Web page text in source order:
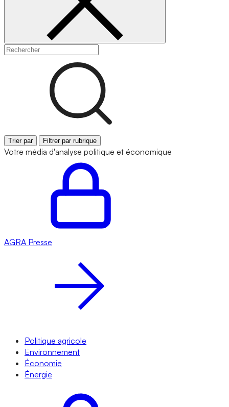
Trier par Filtrer par rubrique
Votre média d'analyse politique et économique
AGRA Presse
Politique agricole
Environnement
Économie
Énergie